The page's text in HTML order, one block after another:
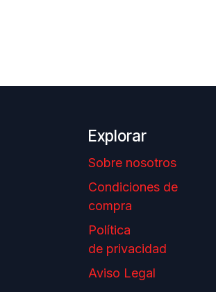
Explorar
Sobre nosotros
Condiciones de
compra
Política
de privacidad
Aviso Legal